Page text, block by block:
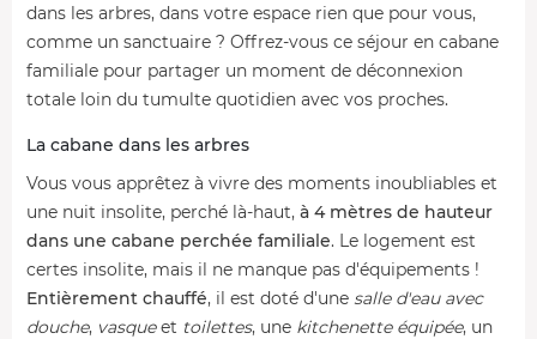
dans les arbres, dans votre espace rien que pour vous,
comme un sanctuaire ? Offrez-vous ce séjour en cabane
familiale pour partager un moment de déconnexion
totale loin du tumulte quotidien avec vos proches.
La cabane dans les arbres
Vous vous apprêtez à vivre des moments inoubliables et
une nuit insolite, perché là-haut, à 4 mètres de hauteur
dans une cabane perchée familiale. Le logement est
certes insolite, mais il ne manque pas d'équipements !
Entièrement chauffé, il est doté d'une salle d'eau avec
douche, vasqueet toilettes, une kitchenette équipée, un